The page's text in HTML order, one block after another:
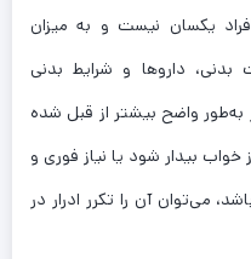
یکسان نیست و به میزان
داروها و شرایط بدنی
به‌طور واضح بیشتر از قبل شده
بیدار شود یا نیاز فوری و
می‌توان آن را تکرر ادرار در